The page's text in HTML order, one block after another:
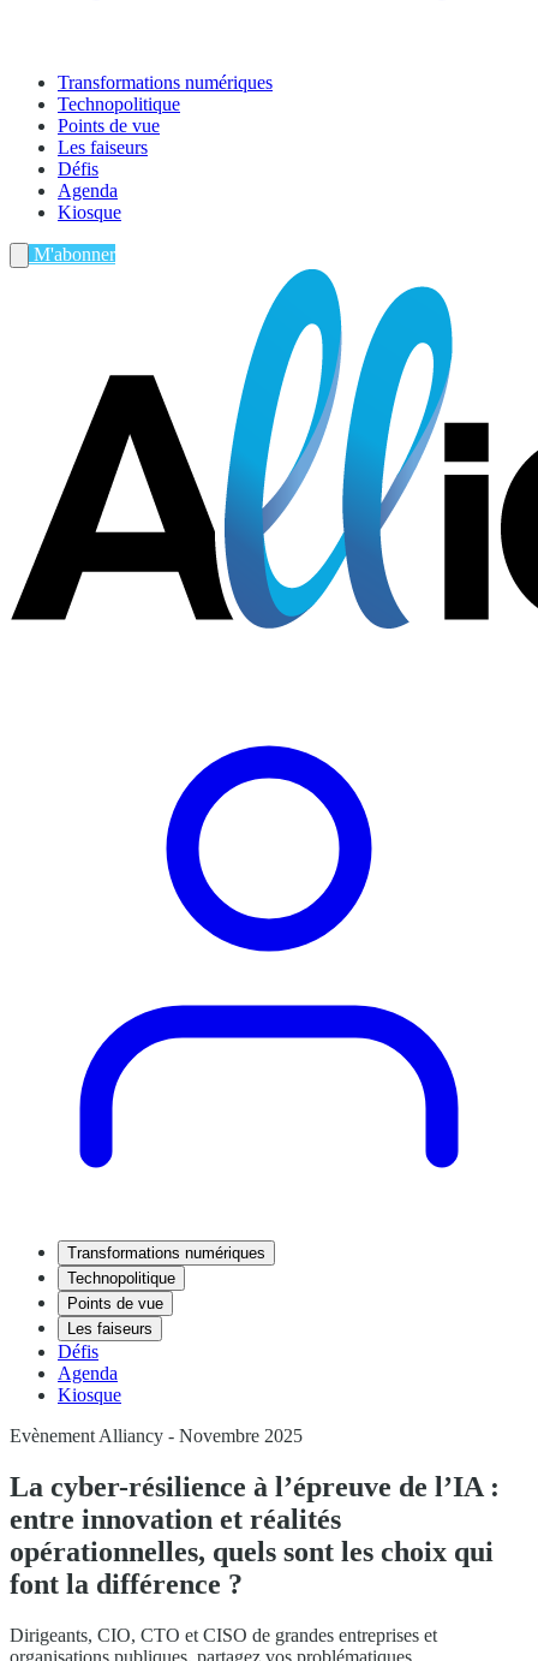
Transformations numériques
Technopolitique
Points de vue
Les faiseurs
Défis
Agenda
Kiosque
M'abonner
Transformations numériques
Technopolitique
Points de vue
Les faiseurs
Défis
Agenda
Kiosque
Evènement Alliancy - Novembre 2025
La cyber-résilience à l’épreuve de l’IA :
entre innovation et réalités
opérationnelles, quels sont les choix qui
font la différence ?
Dirigeants, CIO, CTO et CISO de grandes entreprises et
organisations publiques, partagez vos problématiques